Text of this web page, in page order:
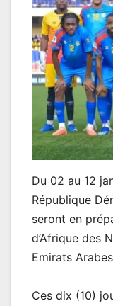
Du 02 au 12
République
seront en
d’Afrique des
Emirats
Ces dix (10)